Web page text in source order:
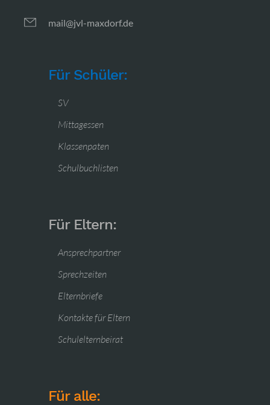
mail@jvl-maxdorf.de
Für Schüler:
SV
Mittagessen
Klassenpaten
Schulbuchlisten
Für Eltern:
Ansprechpartner
Sprechzeiten
Elternbriefe
Kontakte für Eltern
Schulelternbeirat
Für alle: